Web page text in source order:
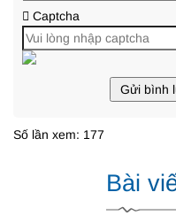
Captcha
Gửi bình
Số lần xem: 177
Bài